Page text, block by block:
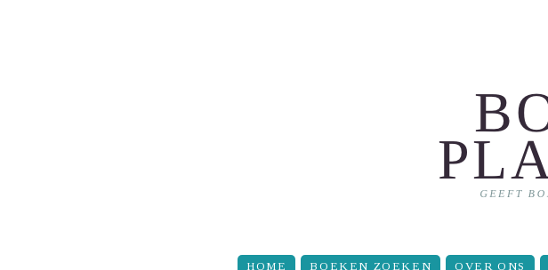
HOME BOEKEN ZOEKEN OVER ONS